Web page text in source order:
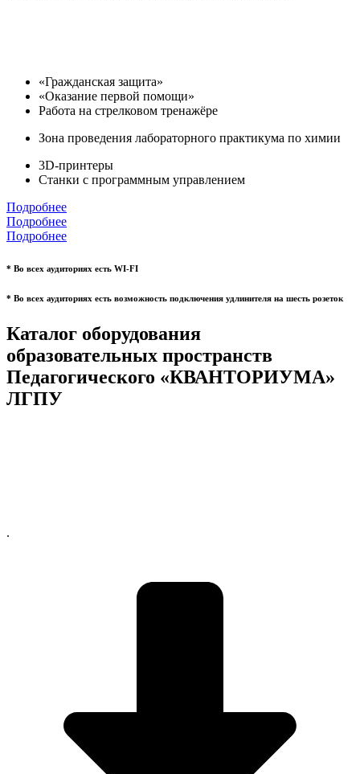
«Гражданская защита»
«Оказание первой помощи»
Работа на стрелковом тренажёре
Зона проведения лабораторного практикума по химии
3D-принтеры
Станки с программным управлением
Подробнее
Подробнее
Подробнее
* Во всех аудиториях есть WI-FI
* Во всех аудиториях есть возможность подключения удлинителя на шесть розеток
Каталог оборудования
образовательных пространств
Педагогического «КВАНТОРИУМА»
ЛГПУ
.